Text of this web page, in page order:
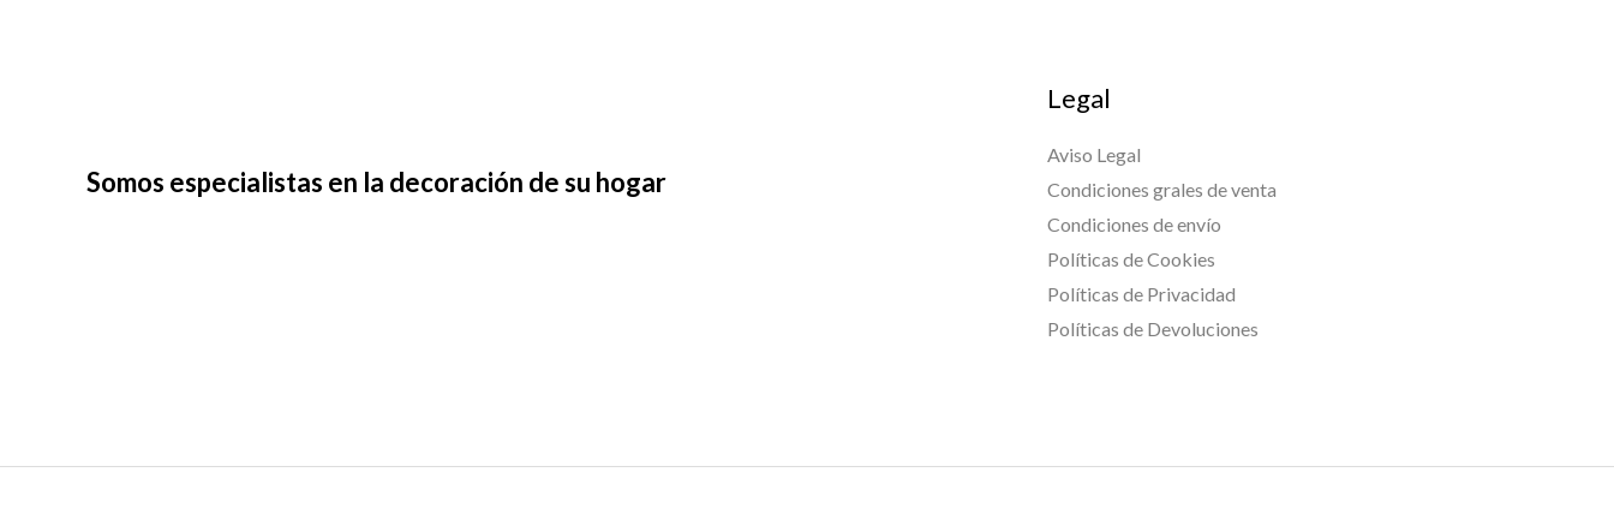
Somos especialistas en la decoración de su hogar
Legal
Aviso Legal
Condiciones grales de venta
Condiciones de envío
Políticas de Cookies
Políticas de Privacidad
Políticas de Devoluciones